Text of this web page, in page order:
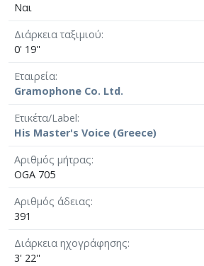
Ναι
Διάρκεια ταξιμιού
0' 19''
Εταιρεία
Gramophone Co. Ltd.
Ετικέτα/Label
His Master's Voice (Greece)
Αριθμός μήτρας
OGA 705
Αριθμός άδειας
391
Διάρκεια ηχογράφησης
3' 22''